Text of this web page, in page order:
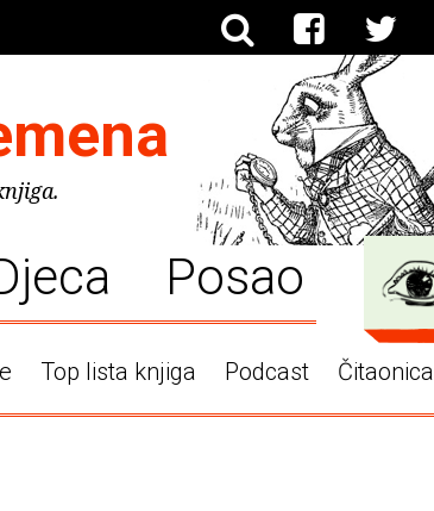
Posao
Top lista knjiga Podcast Čitaonica